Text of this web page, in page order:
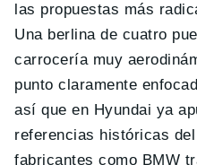
las propuestas más
Una berlina de cuatro
carrocería muy
punto claramente
así que en Hyundai ya
referencias históricas
fabricantes como BMW